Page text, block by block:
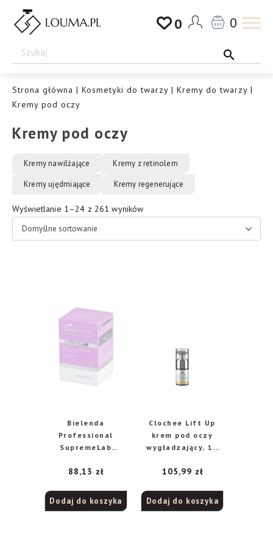
Przejdź
Drogeria
Louma.pl
0 0
Strona główna | Kosmetyki do twarzy | Kremy do twarzy |
Kremy pod oczy
Kremy pod oczy
Kremy nawilżające
Kremy z retinolem
Kremy ujędrniające
Kremy regenerujące
Wyświetlanie 1–24 z 261 wyników
Bielenda
Professional
SupremeLab
krem pod oczy, 15
88,13 zł
Dodaj do koszyka
Clochee Lift Up
krem pod oczy
wygładzający, 15
105,99 zł
Dodaj do koszyka